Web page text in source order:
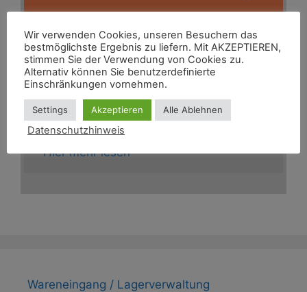
-Hier mehr lesen-
Wareneingang / Lagerverwaltung
Wir verwenden Cookies, unseren Besuchern das
bestmöglichste Ergebnis zu liefern. Mit AKZEPTIEREN,
stimmen Sie der Verwendung von Cookies zu.
Alternativ können Sie benutzerdefinierte
Einschränkungen vornehmen.
Settings Akzeptieren Alle Ablehnen
Datenschutzhinweis